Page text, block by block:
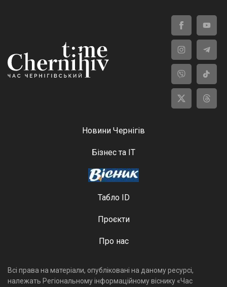
Новини Чернігів
Бізнес та ІТ
Табло ID
Проєкти
Про нас
Всі права на матеріали, опубліковані на даному ресурсі,
належать Регіональному інформаційному віснику «Час